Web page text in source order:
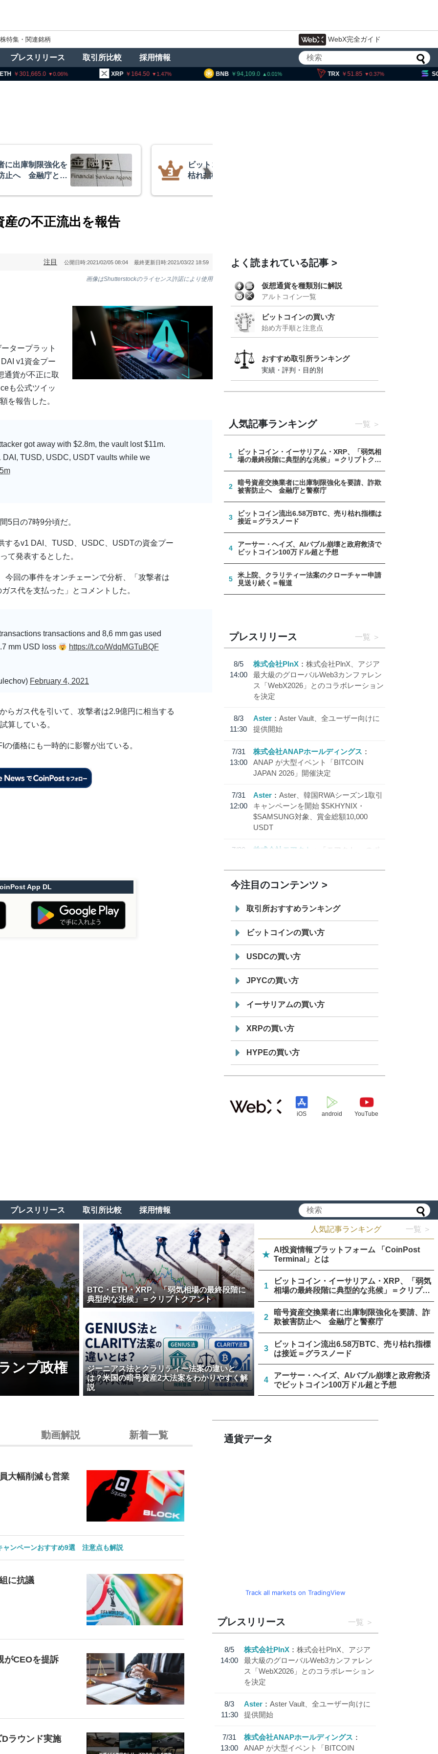
株特集・関連銘柄 WebX完全ガイド
プレスリリース 取引所比較 採用情報
0.06 164.50 1.47 94,109.0 0.01 51.85 0.37
に出庫制限強化を
止へ 金融庁と警
ビットコイン流出6.58万BTC、売り
枯れ指標は接近＝グラスノード
の不正流出を報告
注目 公開日時:2021/02/05 08:04 最終更新日時:2021/03/22 18:59
画像はShutterstockのライセンス許諾により使用
タープラット
v1資金プー
通貨が不正に取
も公式ツイッ
を報告した。
got away with $2.8m, the vault lost $11m.
TUSD, USDC, USDT vaults while we
5日の7時9分頃だ。
するv1 DAI、TUSD、USDC、USDTの資金プー
て発表するとした。
回の事件をオンチェーンで分析、「攻撃者は
ス代を支払った」とコメントした。
transactions and 8,6 mm gas used
mm USD loss
https://t.co/WdqMGTuBQF
February 4, 2021
らガス代を引いて、攻撃者は2.9億円に相当する
算している。
価格にも一時的に影響が出ている。
App DL
よく読まれている記事
仮想通貨を種類別に解説
アルトコイン一覧
ビットコインの買い方
始め方手順と注意点
おすすめ取引所ランキング
実績・評判・目的別
人気記事ランキング 一覧
1
ビットコイン・イーサリアム・XRP、「弱気相
場の最終段階に典型的な兆候」＝クリプトクア
2
暗号資産交換業者に出庫制限強化を要請、詐欺
被害防止へ 金融庁と警察庁
3
ビットコイン流出6.58万BTC、売り枯れ指標は
接近＝グラスノード
4
アーサー・ヘイズ、AIバブル崩壊と政府救済で
ビットコイン100万ドル超と予想
5
米上院、クラリティー法案のクローチャー申請
見送り続く＝報道
プレスリリース 一覧
8/5
14:00
株式会社PlnX
株式会社PlnX、アジア
最大級のグローバルWeb3カンファレン
ス「WebX2026」とのコラボレーション
を決定
8/3
11:30
Aster
Aster Vault、全ユーザー向けに
提供開始
7/31
13:00
株式会社ANAPホールディングス
ANAP が大型イベント「BITCOIN
JAPAN 2026」開催決定
7/31
12:00
Aster
Aster、韓国RWAシーズン1取引
キャンペーンを開始 $SKHYNIX・
$SAMSUNG対象、賞金総額10,000
USDT
7/30
株式会社モアクト
「モアクト」 のポ
「 JPYC」を追加
19:30
てステーブルコイン「JPYSC」徹底解
説セミナーを開催
今注目のコンテンツ
取引所おすすめランキング
ビットコインの買い方
USDCの買い方
JPYCの買い方
イーサリアムの買い方
XRPの買い方
HYPEの買い方
iOS android YouTube
プレスリリース 取引所比較 採用情報
ンプ政権
BTC・ETH・XRP、「弱気相場の最終段階に
典型的な兆候」＝クリプトクアント
ジーニアス法とクラリティー法案の違いと
は？米国の暗号資産2大法案をわかりやすく解
説
人気記事ランキング 一覧 ＞
★
AI投資情報プラットフォーム 「CoinPost
Terminal」とは
1
ビットコイン・イーサリアム・XRP、「弱気
相場の最終段階に典型的な兆候」＝クリプト
クアント
2
暗号資産交換業者に出庫制限強化を要請、詐
欺被害防止へ 金融庁と警察庁
3
ビットコイン流出6.58万BTC、売り枯れ指標
は接近＝グラスノード
4
アーサー・ヘイズ、AIバブル崩壊と政府救済
でビットコイン100万ドル超と予想
動画解説 新着一覧
大幅削減も営業
ャンペーンおすすめ9選 注意点も解説
に抗議
がCEOを提訴
ラウンド実施
通貨データ
Track all markets on TradingView
プレスリリース 一覧
8/5
14:00
株式会社PlnX
株式会社PlnX、アジア
最大級のグローバルWeb3カンファレン
ス「WebX2026」とのコラボレーション
を決定
8/3
11:30
Aster
Aster Vault、全ユーザー向けに
提供開始
7/31
13:00
株式会社ANAPホールディングス
ANAP が大型イベント「BITCOIN